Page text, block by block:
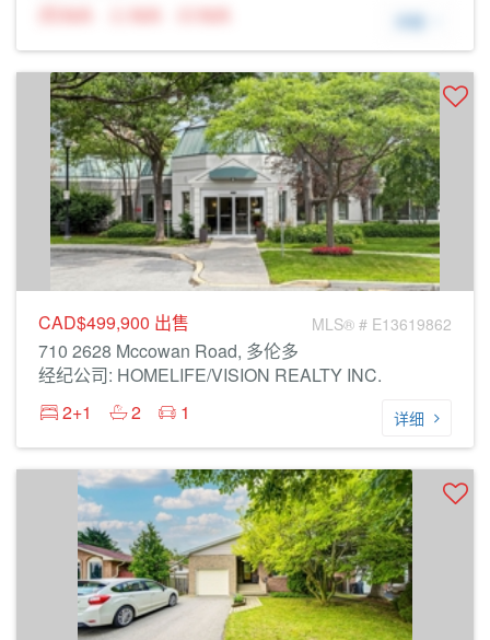
N/A
N/A N/A 详细
CAD$499,900 出售 MLS® # E13619862
710 2628 Mccowan Road, 多伦多
经纪公司: HOMELIFE/VISION REALTY INC.
2+1
2 1 详细